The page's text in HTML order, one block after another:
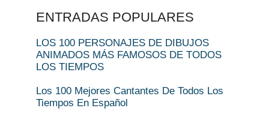
ENTRADAS POPULARES
LOS 100 PERSONAJES DE DIBUJOS
ANIMADOS MÁS FAMOSOS DE TODOS
LOS TIEMPOS
Los 100 Mejores Cantantes De Todos Los
Tiempos En Español